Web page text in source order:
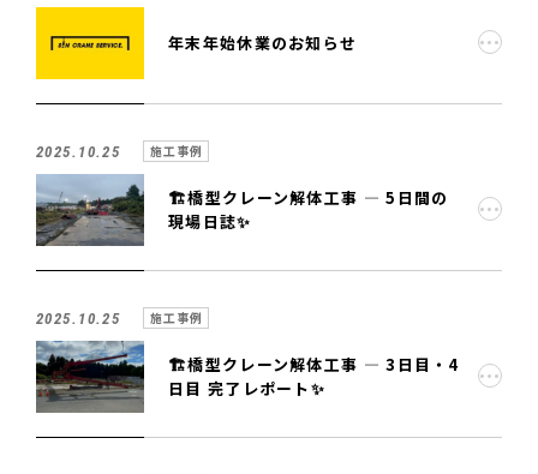
年末年始休業のお知らせ
2025.10.25 施工事例
🏗️橋型クレーン解体工事 — 5日間の
現場日誌✨
2025.10.25 施工事例
🏗️橋型クレーン解体工事 — 3日目・4
日目 完了レポート✨